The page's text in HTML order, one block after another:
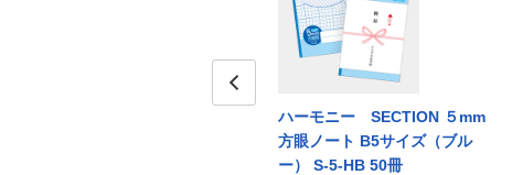
ハーモニー SECTION ５mm
方眼ノート B5サイズ（ブル
ー） S-5-HB 50冊